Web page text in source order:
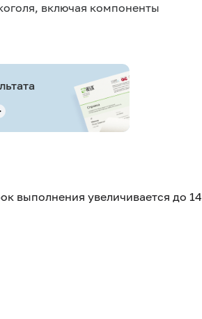
включая компоненты
выполнения увеличивается до 14